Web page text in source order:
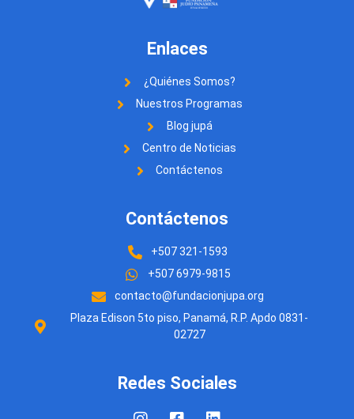
Enlaces
¿Quiénes Somos?
Nuestros Programas
Blog jupá
Centro de Noticias
Contáctenos
Contáctenos
+507 321-1593
+507 6979-9815
contacto@fundacionjupa.org
Plaza Edison 5to piso, Panamá, R.P. Apdo 0831-
02727
Redes Sociales